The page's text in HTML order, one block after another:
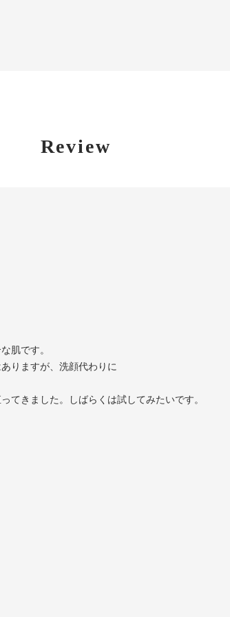
Review
肌です。
りますが、洗顔代わりに
てきました。しばらくは試してみたいです。